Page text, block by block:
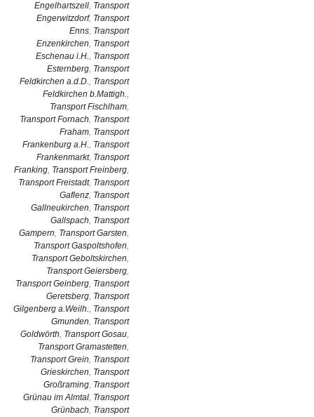
Engelhartszell, Transport
Engerwitzdorf, Transport
Enns, Transport
Enzenkirchen, Transport
Eschenau i.H., Transport
Esternberg, Transport
Feldkirchen a.d.D., Transport
Feldkirchen b.Mattigh.,
Transport Fischlham,
Transport Fornach, Transport
Fraham, Transport
Frankenburg a.H., Transport
Frankenmarkt, Transport
Franking, Transport Freinberg,
Transport Freistadt, Transport
Gaflenz, Transport
Gallneukirchen, Transport
Gallspach, Transport
Gampern, Transport Garsten,
Transport Gaspoltshofen,
Transport Geboltskirchen,
Transport Geiersberg,
Transport Geinberg, Transport
Geretsberg, Transport
Gilgenberg a.Weilh., Transport
Gmunden, Transport
Goldwörth, Transport Gosau,
Transport Gramastetten,
Transport Grein, Transport
Grieskirchen, Transport
Großraming, Transport
Grünau im Almtal, Transport
Grünbach, Transport